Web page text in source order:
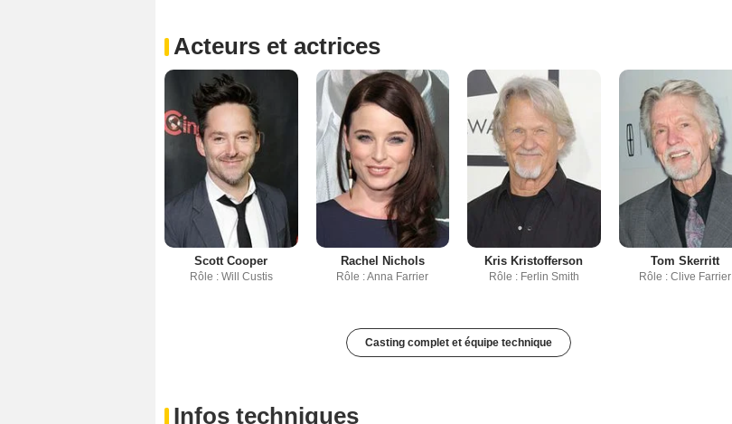
Acteurs et actrices
Scott Cooper
Rôle : Will Custis
Rachel Nichols
Rôle : Anna Farrier
Kris Kristofferson
Rôle : Ferlin Smith
Tom Skerritt
Rôle : Clive Farrier
Casting complet et équipe technique
Infos techniques